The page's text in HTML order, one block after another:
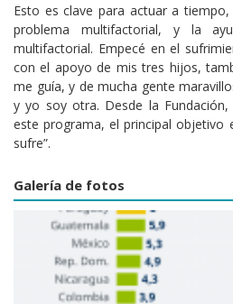
Esto es clave para actuar a
problema multifactorial, y la
multifactorial. Empecé en el
con el apoyo de mis tres hijos,
me guía, y de mucha gente
y yo soy otra. Desde la
este programa, el principal objetivo
sufre”.
Galería de fotos